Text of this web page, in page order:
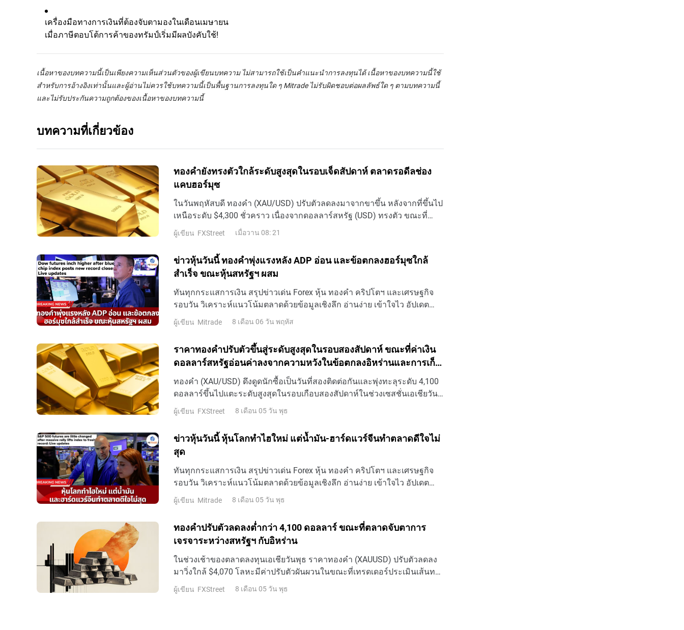
เครื่องมือทางการเงินที่ต้องจับตามองในเดือนเมษายน
เมื่อภาษีตอบโต้การค้าของทรัมป์เริ่มมีผลบังคับใช้!
เนื้อหาของบทความนี้เป็นเพียงความเห็นส่วนตัวของผู้เขียนบทความ ไม่สามารถใช้เป็นคำแนะนำการลงทุนได้ เนื้อหาของบทความนี้ใช้
สำหรับการอ้างอิงเท่านั้นและผู้อ่านไม่ควรใช้บทความนี้เป็นพื้นฐานการลงทุนใด ๆ Mitrade ไม่รับผิดชอบต่อผลลัพธ์ใด ๆ ตามบทความนี้
และไม่รับประกันความถูกต้องของเนื้อหาของบทความนี้
บทความที่เกี่ยวข้อง
ทองคำยังทรงตัวใกล้ระดับสูงสุดในรอบเจ็ดสัปดาห์ ตลาดรอดีลช่อง
แคบฮอร์มุซ
ในวันพฤหัสบดี ทองคํา (XAU/USD) ปรับตัวลดลงมาจากขาขึ้น หลังจากที่ขึ้นไป
เหนือระดับ $4,300 ชั่วคราว เนื่องจากดอลลาร์สหรัฐ (USD) ทรงตัว ขณะที่
เทรดเดอร์รอการยืนยันว่ามีโอกาสเกิดข้อตกลงระหว่างอิหร่านและโอมาน
เกี่ยวกับช่องแคบฮอร์มุซ ขณะที่เขียนข่าวนี้ XAU/USD เคลื่อนไหวอยู่รอบ ๆ
$4,260 เพิ่มขึ้น 0.30% ในราย
ผู้เขียน FXStreet เมื่อวาน 08: 21
ข่าวหุ้นวันนี้ ทองคำพุ่งแรงหลัง ADP อ่อน และข้อตกลงฮอร์มุซใกล้
สำเร็จ ขณะหุ้นสหรัฐฯ ผสม
ทันทุกกระแสการเงิน สรุปข่าวเด่น Forex หุ้น ทองคำ คริปโตฯ และเศรษฐกิจ
รอบวัน วิเคราะห์แนวโน้มตลาดด้วยข้อมูลเชิงลึก อ่านง่าย เข้าใจไว อัปเดต
ล่าสุดที่นี่
ผู้เขียน Mitrade 8 เดือน 06 วัน พฤหัส
ราคาทองคําปรับตัวขึ้นสู่ระดับสูงสุดในรอบสองสัปดาห์ ขณะที่ค่าเงิน
ดอลลาร์สหรัฐอ่อนค่าลงจากความหวังในข้อตกลงอิหร่านและการเก็ง
การขึ้นดอกเบี้ยของเฟดที่ลดลง
ทองคํา (XAU/USD) ดึงดูดนักซื้อเป็นวันที่สองติดต่อกันและพุ่งทะลุระดับ 4,100
ดอลลาร์ขึ้นไปแตะระดับสูงสุดในรอบเกือบสองสัปดาห์ในช่วงเซสชั่นเอเชียวัน
พุธ
ผู้เขียน FXStreet 8 เดือน 05 วัน พุธ
ข่าวหุ้นวันนี้ หุ้นโลกทำไฮใหม่ แต่น้ำมัน-ฮาร์ดแวร์จีนทำตลาดดีใจไม่
สุด
ทันทุกกระแสการเงิน สรุปข่าวเด่น Forex หุ้น ทองคำ คริปโตฯ และเศรษฐกิจ
รอบวัน วิเคราะห์แนวโน้มตลาดด้วยข้อมูลเชิงลึก อ่านง่าย เข้าใจไว อัปเดต
ล่าสุดที่นี่
ผู้เขียน Mitrade 8 เดือน 05 วัน พุธ
ทองคำปรับตัวลดลงต่ำกว่า 4,100 ดอลลาร์ ขณะที่ตลาดจับตาการ
เจรจาระหว่างสหรัฐฯ กับอิหร่าน
ในช่วงเช้าของตลาดลงทุนเอเชียวันพุธ ราคาทองคํา (XAUUSD) ปรับตัวลดลง
มาวิ่งใกล้ $4,070 โลหะมีค่าปรับตัวผันผวนในขณะที่เทรดเดอร์ประเมินเส้นทาง
อัตราดอกเบี้ยของธนาคารกลางสหรัฐฯ (เฟด) ท่ามกลางความไม่แน่นอนใน
ตะวันออกกลาง
ผู้เขียน FXStreet 8 เดือน 05 วัน พุธ